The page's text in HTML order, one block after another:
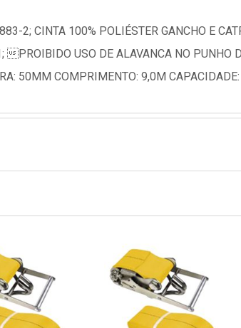
2; CINTA 100% POLIÉSTER GANCHO E
PROIBIDO USO DE ALAVANCA NO PUNHO
50MM COMPRIMENTO: 9,0M